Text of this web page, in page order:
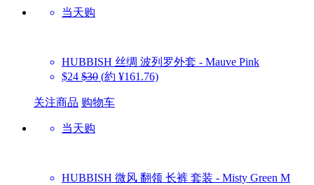
当天购
HUBBISH 丝绸 波列罗外套 - Mauve Pink
$24 $30 (約 ¥161.76)
关注商品 购物车
当天购
HUBBISH 微风 翻领 长裤 套装 - Misty Green M